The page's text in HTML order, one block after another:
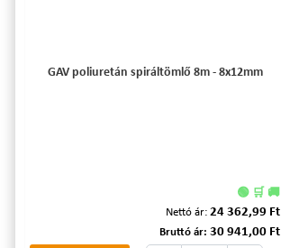
GAV poliuretán spiráltömlő 8m - 8x12mm
🟢 🛒 🚚
Nettó ár: 24 362,99 Ft
Bruttó ár: 30 941,00 Ft